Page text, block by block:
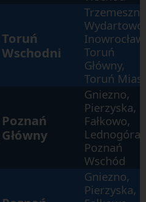
Toruń
Wschodni
Toruń
Główny,
Toruń
Poznań
Główny
Gniezno,
Pierzyska,
Fałkowo,
Lednogóra,
Poznań
Wschód
Gniezno,
Pierzyska,